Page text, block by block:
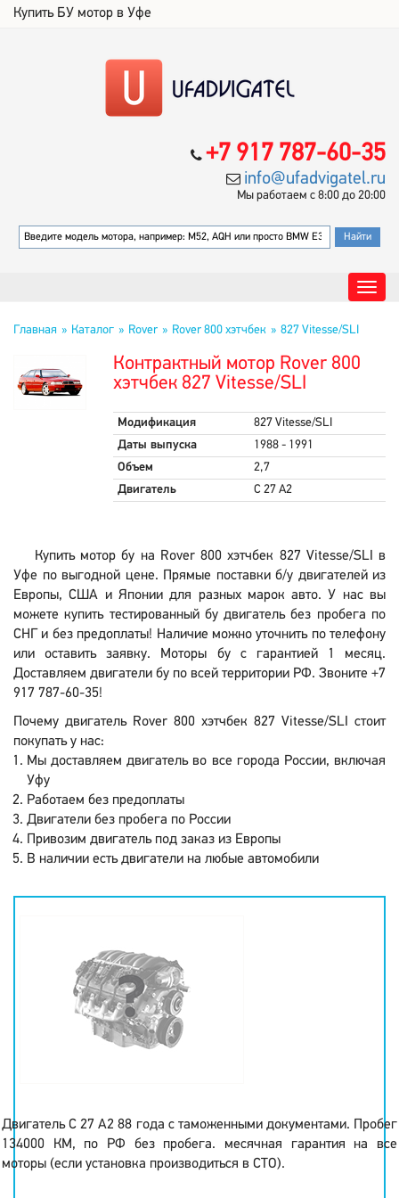
Купить БУ мотор в Уфе
+7 917 787-60-35
info@ufadvigatel.ru
Мы работаем с 8:00 до 20:00
Главная Каталог Rover Rover 800 хэтчбек 827 Vitesse/SLI
Контрактный мотор Rover 800
хэтчбек 827 Vitesse/SLI
Модификация
827 Vitesse/SLI
Даты выпуска
1988 - 1991
Объем
2,7
Двигатель
C 27 A2
Купить мотор бу на Rover 800 хэтчбек 827 Vitesse/SLI в
Уфе по выгодной цене. Прямые поставки б/у двигателей из
Европы, США и Японии для разных марок авто. У нас вы
можете купить тестированный бу двигатель без пробега по
СНГ и без предоплаты! Наличие можно уточнить по телефону
или оставить заявку. Моторы бу с гарантией 1 месяц.
Доставляем двигатели бу по всей территории РФ. Звоните +7
917 787-60-35!
Почему двигатель Rover 800 хэтчбек 827 Vitesse/SLI стоит
покупать у нас:
Мы доставляем двигатель во все города России, включая
Уфу
Работаем без предоплаты
Двигатели без пробега по России
Привозим двигатель под заказ из Европы
В наличии есть двигатели на любые автомобили
Двигатель C 27 A2 88 года с таможенными документами. Пробег
134000 КМ, по РФ без пробега. месячная гарантия на все
моторы (если установка производиться в СТО).